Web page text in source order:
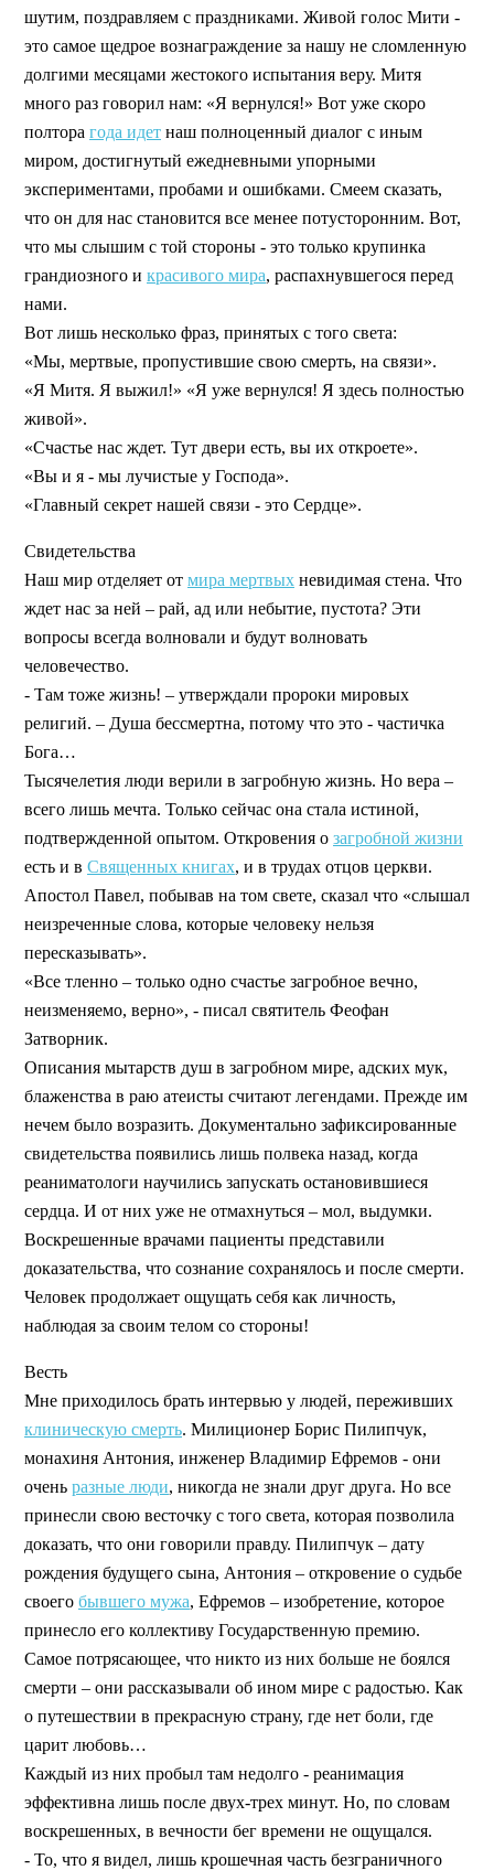
шутим, поздравляем с праздниками. Живой голос Мити -
это самое щедрое вознаграждение за нашу не сломленную
долгими месяцами жестокого испытания веру. Митя
много раз говорил нам: «Я вернулся!» Вот уже скоро
полтора года идет наш полноценный диалог с иным
миром, достигнутый ежедневными упорными
экспериментами, пробами и ошибками. Смеем сказать,
что он для нас становится все менее потусторонним. Вот,
что мы слышим с той стороны - это только крупинка
грандиозного и красивого мира, распахнувшегося перед
нами.
Вот лишь несколько фраз, принятых с того света:
«Мы, мертвые, пропустившие свою смерть, на связи».
«Я Митя. Я выжил!» «Я уже вернулся! Я здесь полностью
живой».
«Счастье нас ждет. Тут двери есть, вы их откроете».
«Вы и я - мы лучистые у Господа».
«Главный секрет нашей связи - это Сердце».
Свидетельства
Наш мир отделяет от мира мертвых невидимая стена. Что
ждет нас за ней – рай, ад или небытие, пустота? Эти
вопросы всегда волновали и будут волновать
человечество.
- Там тоже жизнь! – утверждали пророки мировых
религий. – Душа бессмертна, потому что это - частичка
Бога…
Тысячелетия люди верили в загробную жизнь. Но вера –
всего лишь мечта. Только сейчас она стала истиной,
подтвержденной опытом. Откровения о загробной жизни
есть и в Священных книгах, и в трудах отцов церкви.
Апостол Павел, побывав на том свете, сказал что «слышал
неизреченные слова, которые человеку нельзя
пересказывать».
«Все тленно – только одно счастье загробное вечно,
неизменяемо, верно», - писал святитель Феофан
Затворник.
Описания мытарств душ в загробном мире, адских мук,
блаженства в раю атеисты считают легендами. Прежде им
нечем было возразить. Документально зафиксированные
свидетельства появились лишь полвека назад, когда
реаниматологи научились запускать остановившиеся
сердца. И от них уже не отмахнуться – мол, выдумки.
Воскрешенные врачами пациенты представили
доказательства, что сознание сохранялось и после смерти.
Человек продолжает ощущать себя как личность,
наблюдая за своим телом со стороны!
Весть
Мне приходилось брать интервью у людей, переживших
клиническую смерть. Милиционер Борис Пилипчук,
монахиня Антония, инженер Владимир Ефремов - они
очень разные люди, никогда не знали друг друга. Но все
принесли свою весточку с того света, которая позволила
доказать, что они говорили правду. Пилипчук – дату
рождения будущего сына, Антония – откровение о судьбе
своего бывшего мужа, Ефремов – изобретение, которое
принесло его коллективу Государственную премию.
Самое потрясающее, что никто из них больше не боялся
смерти – они рассказывали об ином мире с радостью. Как
о путешествии в прекрасную страну, где нет боли, где
царит любовь…
Каждый из них пробыл там недолго - реанимация
эффективна лишь после двух-трех минут. Но, по словам
воскрешенных, в вечности бег времени не ощущался.
- То, что я видел, лишь крошечная часть безграничного